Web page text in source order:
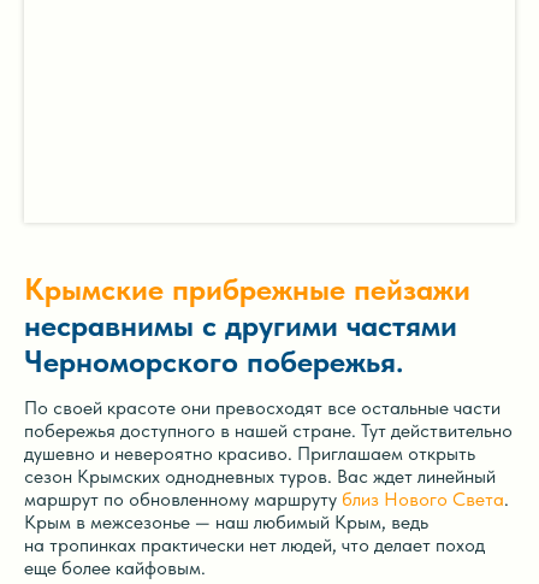
Крымские прибрежные пейзажи
несравнимы с другими частями
Черноморского побережья.
По своей красоте они превосходят все остальные части
побережья доступного в нашей стране. Тут действительно
душевно и невероятно красиво. Приглашаем открыть
сезон Крымских однодневных туров. Вас ждет линейный
маршрут по обновленному маршруту близ Нового Света.
Крым в межсезонье — наш любимый Крым, ведь
на тропинках практически нет людей, что делает поход
еще более кайфовым.